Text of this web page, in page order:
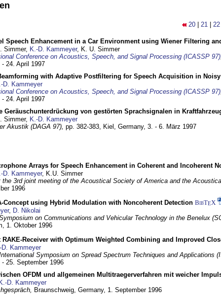
20 21 22
Speech Enhancement in a Car Environment using Wiener Filtering
Simmer, K.-D. Kammeyer, K. U. Simmer
Conference on Acoustics, Speech, and Signal Processing (ICASSP 97)
- 24. April 1997
with Adaptive Postfiltering for Speech Acquisition in
D. Kammeyer
Conference on Acoustics, Speech, and Signal Processing (ICASSP 97)
- 24. April 1997
Geräuschunterdrückung von gestörten Sprachsignalen in
Simmer, K.-D. Kammeyer
Akustik (DAGA 97), pp. 382-383, Kiel, Germany, 3. - 6. März 1997
Arrays for Speech Enhancement in Coherent and Incoherent
D. Kammeyer, K.U. Simmer
the 3rd joint meeting of the Acoustical Society of America and the
1996
Concept using Hybrid Modulation with Noncoherent Detection BibTEX
, D. Nikolai
on Communications and Vehicular Technology in the Benelux
1. Oktober 1996
RAKE-Receiver with Optimum Weighted Combining and Improved
D. Kammeyer
Symposium on Spread Spectrum Techniques and Applications
- 25. September 1996
OFDM und allgemeinen Multitraegerverfahren mit weicher
D. Kammeyer
Braunschweig, Germany, 1. September 1996